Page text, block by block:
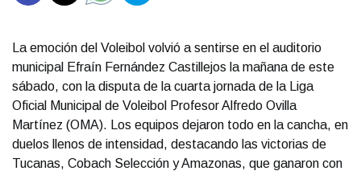
La emoción del Voleibol volvió a sentirse en el auditorio
municipal Efraín Fernández Castillejos la mañana de este
sábado, con la disputa de la cuarta jornada de la Liga
Oficial Municipal de Voleibol Profesor Alfredo Ovilla
Martínez (OMA). Los equipos dejaron todo en la cancha, en
duelos llenos de intensidad, destacando las victorias de
Tucanas, Cobach Selección y Amazonas, que ganaron con